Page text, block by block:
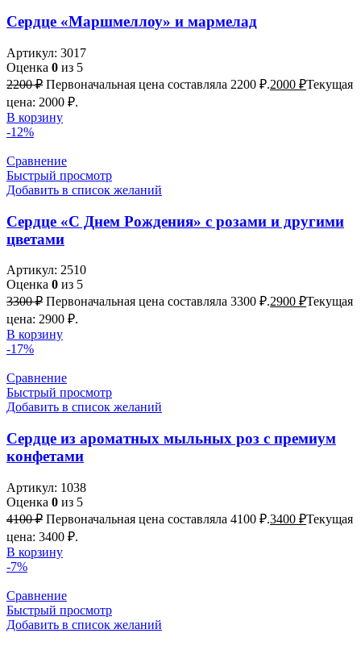
Сердце «Маршмеллоу» и мармелад
Артикул: 3017
Оценка 0 из 5
2200₽ Первоначальная цена составляла 2200 ₽.2000 ₽Текущая
цена: 2000 ₽.
В корзину
-12%
Сравнение
Быстрый просмотр
Добавить в список желаний
Сердце «С Днем Рождения» с розами и другими
цветами
Артикул: 2510
Оценка 0 из 5
3300₽ Первоначальная цена составляла 3300 ₽.2900 ₽Текущая
цена: 2900 ₽.
В корзину
-17%
Сравнение
Быстрый просмотр
Добавить в список желаний
Сердце из ароматных мыльных роз с премиум
конфетами
Артикул: 1038
Оценка 0 из 5
4100₽ Первоначальная цена составляла 4100 ₽.3400 ₽Текущая
цена: 3400 ₽.
В корзину
-7%
Сравнение
Быстрый просмотр
Добавить в список желаний